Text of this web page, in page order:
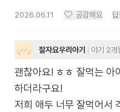
2026.06.11 공감해요 답
잘자요우리아기 아기 2개
괜찮아요! ㅎㅎ 잘먹는 아
하더라구요!
저희 애두 너무 잘먹어서